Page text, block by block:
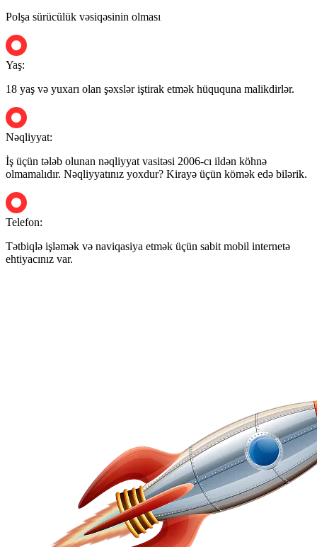
Polşa sürücülük vəsiqəsinin olması
Yaş:
18 yaş və yuxarı olan şəxslər iştirak etmək hüququna malikdirlər.
Nəqliyyat:
İş üçün tələb olunan nəqliyyat vasitəsi 2006-cı ildən köhnə
olmamalıdır. Nəqliyyatınız yoxdur? Kirayə üçün kömək edə bilərik.
Telefon:
Tətbiqlə işləmək və naviqasiya etmək üçün sabit mobil internetə
ehtiyacınız var.